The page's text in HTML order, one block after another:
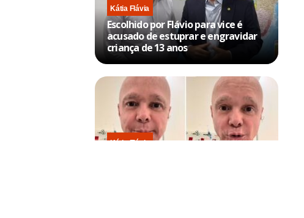
Kátia Flávia
Escolhido por Flávio para vice é
acusado de estuprar e engravidar
criança de 13 anos
Kátia Flávia